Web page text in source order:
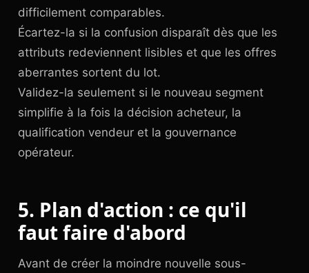
difficilement comparables.
Écartez-la si la confusion disparaît dès que les
attributs redeviennent lisibles et que les offres
aberrantes sortent du lot.
Validez-la seulement si le nouveau segment
simplifie à la fois la décision acheteur, la
qualification vendeur et la gouvernance
opérateur.
5. Plan d'action : ce qu'il
faut faire d'abord
Avant de créer la moindre nouvelle sous-